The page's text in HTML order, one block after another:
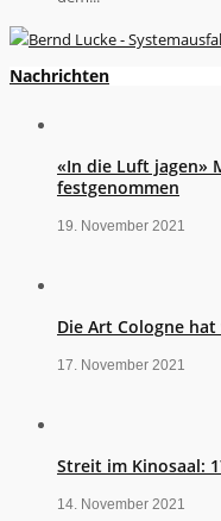
Nachrichten
«In die Luft jagen»
festgenommen
19. November 2021
Die Art Cologne
17. November 2021
Streit im Kinosaal:
14. November 2021